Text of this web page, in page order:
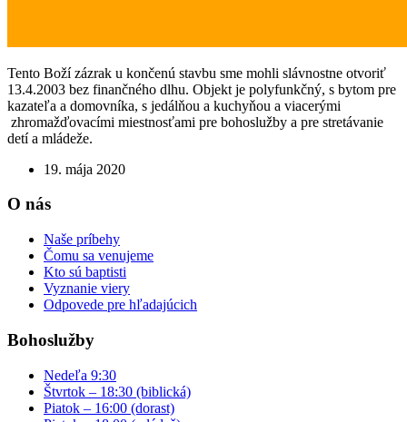
Tento Boží zázrak u končenú stavbu sme mohli slávnostne otvoriť
13.4.2003 bez finančného dlhu. Objekt je polyfunkčný, s bytom pre
kazateľa a domovníka, s jedálňou a kuchyňou a viacerými
zhromažďovacími miestnosťami pre bohoslužby a pre stretávanie
detí a mládeže.
19. mája 2020
O nás
Naše príbehy
Čomu sa venujeme
Kto sú baptisti
Vyznanie viery
Odpovede pre hľadajúcich
Bohoslužby
Nedeľa 9:30
Štvrtok – 18:30 (biblická)
Piatok – 16:00 (dorast)